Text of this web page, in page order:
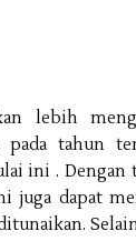
lebih
tahun
ini . Dengan
juga dapat